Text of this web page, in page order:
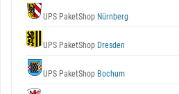
UPS PaketShop Nürnberg
UPS PaketShop Dresden
UPS PaketShop Bochum